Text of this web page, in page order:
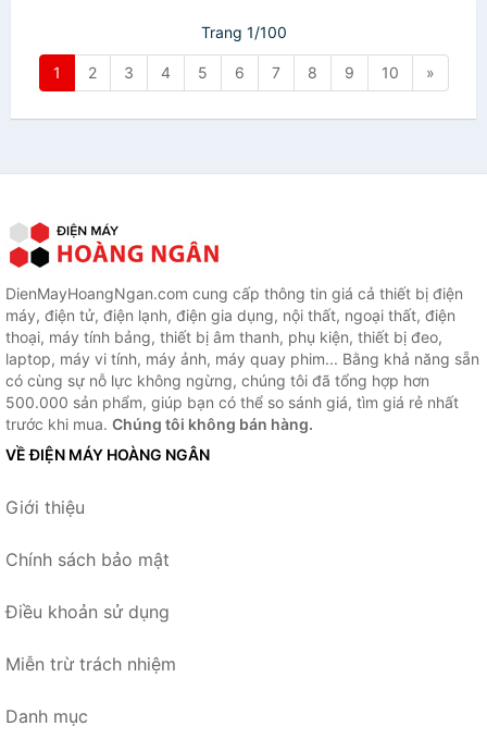
Trang 1/100
1 2 3 4 5 6 7 8 9 10 »
DienMayHoangNgan.com cung cấp thông tin giá cả thiết bị điện
máy, điện tử, điện lạnh, điện gia dụng, nội thất, ngoại thất, điện
thoại, máy tính bảng, thiết bị âm thanh, phụ kiện, thiết bị đeo,
laptop, máy vi tính, máy ảnh, máy quay phim... Bằng khả năng sẵn
có cùng sự nỗ lực không ngừng, chúng tôi đã tổng hợp hơn
500.000 sản phẩm, giúp bạn có thể so sánh giá, tìm giá rẻ nhất
trước khi mua. Chúng tôi không bán hàng.
VỀ ĐIỆN MÁY HOÀNG NGÂN
Giới thiệu
Chính sách bảo mật
Điều khoản sử dụng
Miễn trừ trách nhiệm
Danh mục